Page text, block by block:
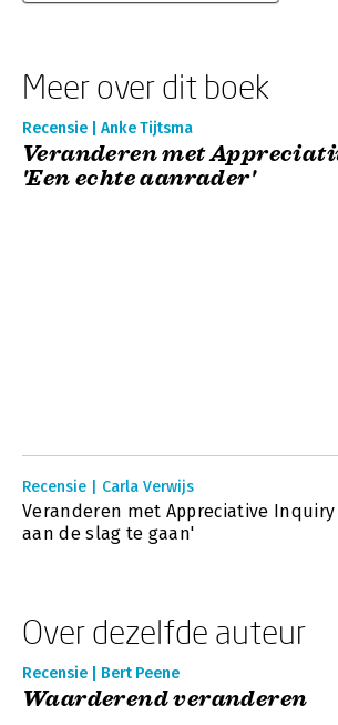
Meer over dit boek
Recensie | Anke Tijtsma
Veranderen met
'Een echte aanrader'
Recensie | Carla Verwijs
Veranderen met Appreciative
aan de slag te gaan'
Over dezelfde auteur
Recensie | Bert Peene
Waarderend veranderen